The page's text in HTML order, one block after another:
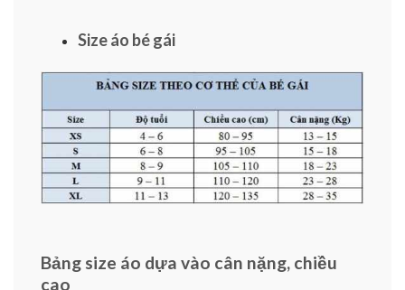
Size áo bé gái
Bảng size áo dựa vào cân nặng, chiều
cao